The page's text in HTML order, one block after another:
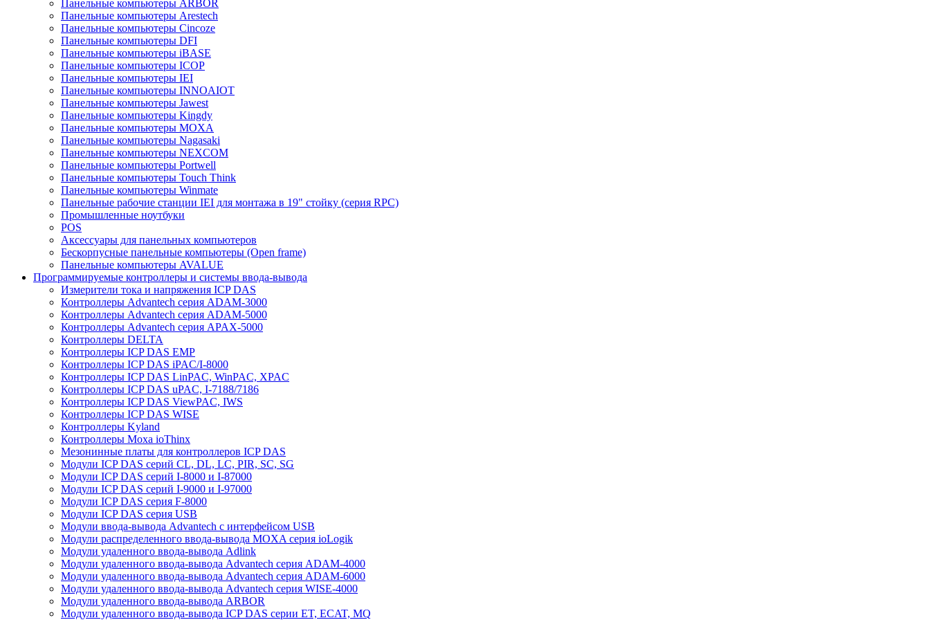
Панельные компьютеры ARBOR
Панельные компьютеры Arestech
Панельные компьютеры Cincoze
Панельные компьютеры DFI
Панельные компьютеры iBASE
Панельные компьютеры ICOP
Панельные компьютеры IEI
Панельные компьютеры INNOAIOT
Панельные компьютеры Jawest
Панельные компьютеры Kingdy
Панельные компьютеры MOXA
Панельные компьютеры Nagasaki
Панельные компьютеры NEXCOM
Панельные компьютеры Portwell
Панельные компьютеры Touch Think
Панельные компьютеры Winmate
Панельные рабочие станции IEI для монтажа в 19" стойку (серия RPC)
Промышленные ноутбуки
POS
Аксессуары для панельных компьютеров
Бескорпусные панельные компьютеры (Open frame)
Панельные компьютеры AVALUE
Программируемые контроллеры и системы ввода-вывода
Измерители тока и напряжения ICP DAS
Контроллеры Advantech серия ADAM-3000
Контроллеры Advantech серия ADAM-5000
Контроллеры Advantech серия APAX-5000
Контроллеры DELTA
Контроллеры ICP DAS EMP
Контроллеры ICP DAS iPAC/I-8000
Контроллеры ICP DAS LinPAC, WinPAC, XPAC
Контроллеры ICP DAS uPAC, I-7188/7186
Контроллеры ICP DAS ViewPAC, IWS
Контроллеры ICP DAS WISE
Контроллеры Kyland
Контроллеры Moxa ioThinx
Мезонинные платы для контроллеров ICP DAS
Модули ICP DAS серий CL, DL, LC, PIR, SC, SG
Модули ICP DAS серий I-8000 и I-87000
Модули ICP DAS серий I-9000 и I-97000
Модули ICP DAS серия F-8000
Модули ICP DAS серия USB
Модули ввода-вывода Advantech с интерфейсом USB
Модули распределенного ввода-вывода MOXA серия ioLogik
Модули удаленного ввода-вывода Adlink
Модули удаленного ввода-вывода Advantech серия ADAM-4000
Модули удаленного ввода-вывода Advantech серия ADAM-6000
Модули удаленного ввода-вывода Advantech серия WISE-4000
Модули удаленного ввода-вывода ARBOR
Модули удаленного ввода-вывода ICP DAS серии ET, ECAT, MQ